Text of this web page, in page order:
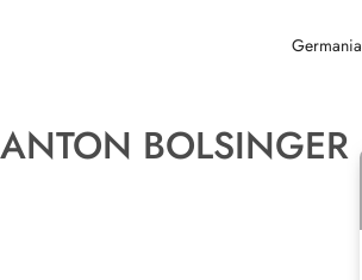
Germania
BOLSINGER